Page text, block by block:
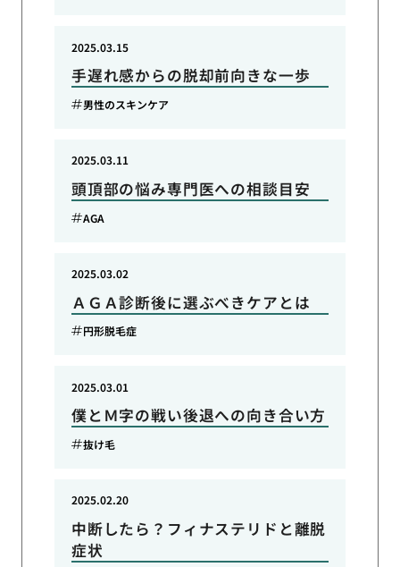
手遅れ感からの脱却前向きな一歩
2025.03.15
男性のスキンケア
頭頂部の悩み専門医への相談目安
2025.03.11
AGA
ＡＧＡ診断後に選ぶべきケアとは
2025.03.02
円形脱毛症
僕とＭ字の戦い後退への向き合い方
2025.03.01
抜け毛
中断したら？フィナステリドと離脱
症状
2025.02.20